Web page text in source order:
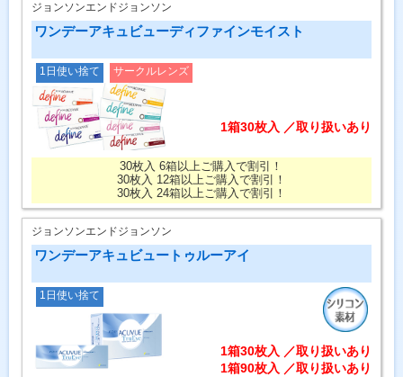
ジョンソンエンドジョンソン
ワンデーアキュビューディファインモイスト
1日使い捨て サークルレンズ
1箱30枚入 ／取り扱いあり
30枚入 6箱以上ご購入で割引！
30枚入 12箱以上ご購入で割引！
30枚入 24箱以上ご購入で割引！
ジョンソンエンドジョンソン
ワンデーアキュビュートゥルーアイ
1日使い捨て
1箱30枚入 ／取り扱いあり
1箱90枚入 ／取り扱いあり